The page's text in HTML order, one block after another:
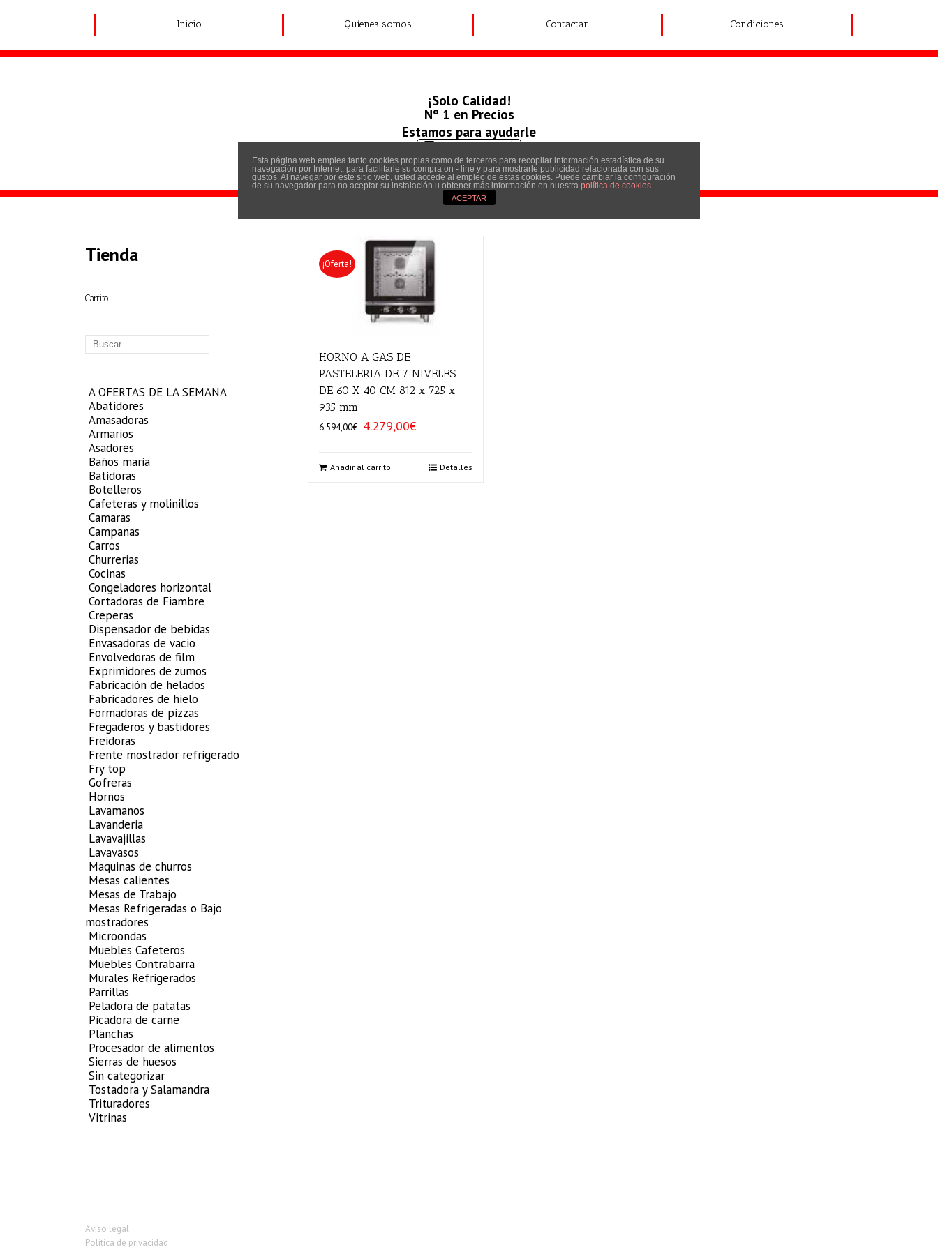
Inicio Quíenes somos Contactar Condiciones
¡Solo Calidad!
Nº 1 en Precios
Estamos para ayudarle
911 338 506
690 023 394
¡Oferta!
HORNO A GAS DE
PASTELERIA DE 7 NIVELES
DE 60 X 40 CM 812 x 725 x
935 mm
6.594,00€ El
era:
4.279,00€El
Añadir al carrito Detalles
Tienda
Carrito
A OFERTAS DE LA SEMANA
Abatidores
Amasadoras
Armarios
Asadores
Baños maria
Batidoras
Botelleros
Cafeteras y molinillos
Camaras
Campanas
Carros
Churrerias
Cocinas
Congeladores horizontal
Cortadoras de Fiambre
Creperas
Dispensador de bebidas
Envasadoras de vacio
Envolvedoras de film
Exprimidores de zumos
Fabricación de helados
Fabricadores de hielo
Formadoras de pizzas
Fregaderos y bastidores
Freidoras
Frente mostrador refrigerado
Fry top
Gofreras
Hornos
Lavamanos
Lavanderia
Lavavajillas
Lavavasos
Maquinas de churros
Mesas calientes
Mesas de Trabajo
Mesas Refrigeradas o Bajo
mostradores
Microondas
Muebles Cafeteros
Muebles Contrabarra
Murales Refrigerados
Parrillas
Peladora de patatas
Picadora de carne
Planchas
Procesador de alimentos
Sierras de huesos
Sin categorizar
Tostadora y Salamandra
Trituradores
Vitrinas
Aviso legal
Política de privacidad
Esta página web emplea tanto cookies propias como de terceros para recopilar información estadística de su
navegación por Internet, para facilitarle su compra on - line y para mostrarle publicidad relacionada con sus
gustos. Al navegar por este sitio web, usted accede al empleo de estas cookies. Puede cambiar la configuración
de su navegador para no aceptar su instalación u obtener más información en nuestra política de cookies
ACEPTAR